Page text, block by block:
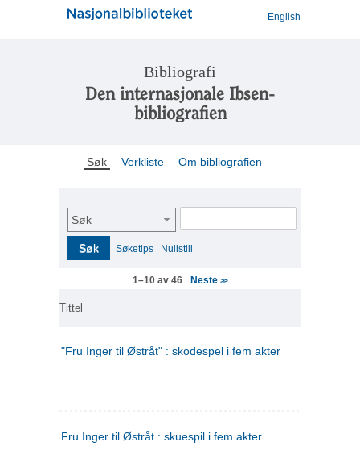
English
Bibliografi
Den internasjonale Ibsen-
bibliografien
Søk Verkliste Om bibliografien
Søk
Søk Søketips Nullstill
1–10 av 46 Neste>>
Tittel
"Fru Inger til Østråt" : skodespel i fem akter
Fru Inger til Østråt : skuespil i fem akter